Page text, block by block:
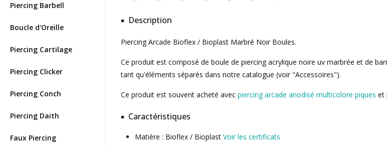
Piercing Barbell
Boucle d'Oreille
Piercing Cartilage
Piercing Clicker
Piercing Conch
Piercing Daith
Faux Piercing
Description
Piercing Arcade Bioflex / Bioplast Marbré Noir Boules.
Ce produit est composé de boule de piercing acrylique noire uv marbrée et de
tant qu'éléments séparés dans notre catalogue (voir "Accessoires").
Ce produit est souvent acheté avec piercing arcade anodisé multicolore piques et
Caractéristiques
Matière : Bioflex / Bioplast Voir les certificats